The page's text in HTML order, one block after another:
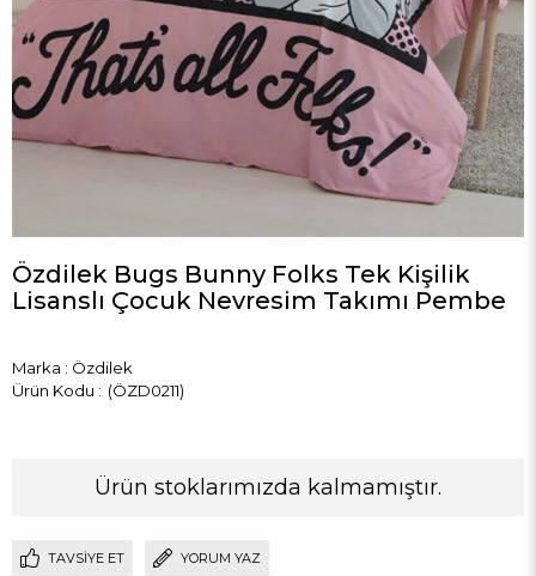
Özdilek Bugs Bunny Folks Tek Kişilik
Lisanslı Çocuk Nevresim Takımı Pembe
Marka : Özdilek
(ÖZD0211)
Ürün stoklarımızda kalmamıştır.
TAVSIYE ET YORUM YAZ